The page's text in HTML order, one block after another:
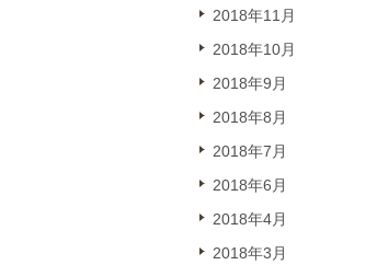
2018年11月
2018年10月
2018年9月
2018年8月
2018年7月
2018年6月
2018年4月
2018年3月